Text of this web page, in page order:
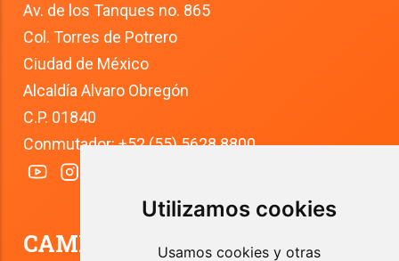
Utilizamos cookies
Usamos cookies y otras
Av. de los Tanques no. 865
Col. Torres de Potrero
Ciudad de México
Alcaldía Alvaro Obregón
C.P. 01840
Conmutador: +52 (55) 5628 8800
CAMPUS TLALPAN